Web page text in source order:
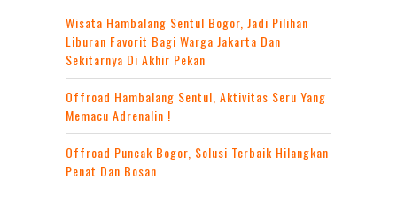
Wisata Hambalang Sentul Bogor, Jadi Pilihan
Liburan Favorit Bagi Warga Jakarta Dan
Sekitarnya Di Akhir Pekan
Offroad Hambalang Sentul, Aktivitas Seru Yang
Memacu Adrenalin !
Offroad Puncak Bogor, Solusi Terbaik Hilangkan
Penat Dan Bosan